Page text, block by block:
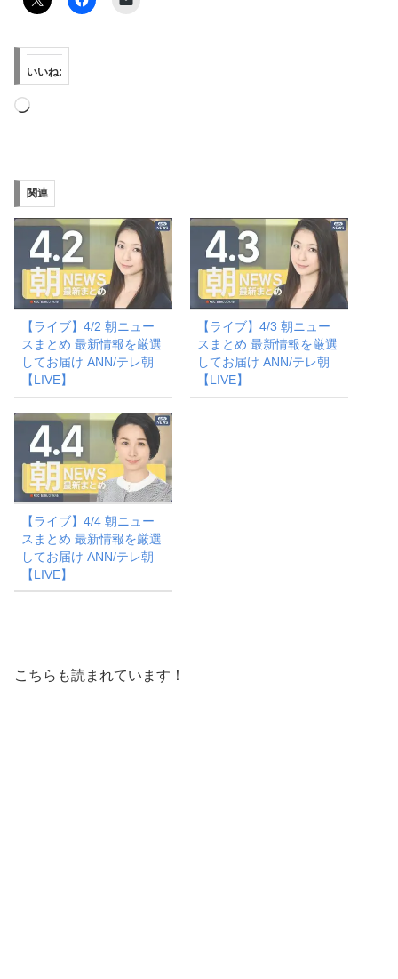
いいね:
読
み
中…
関連
【ライブ】4/2 朝ニュー
スまとめ 最新情報を厳選
してお届け ANN/テレ朝
【LIVE】
【ライブ】4/3 朝ニュー
スまとめ 最新情報を厳選
してお届け ANN/テレ朝
【LIVE】
【ライブ】4/4 朝ニュー
スまとめ 最新情報を厳選
してお届け ANN/テレ朝
【LIVE】
こちらも読まれています！